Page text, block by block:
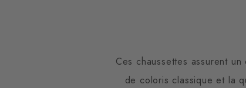
Ces chaussettes assurent
de coloris classique et la